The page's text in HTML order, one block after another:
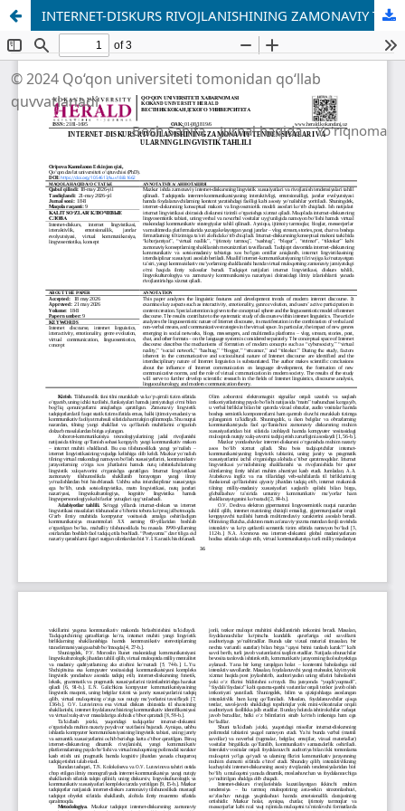
INTERNET-DISKURS RIVOJLANISHINING ZAMONAVIY TENDENSIYALARI VA ULARNING LINGVISTIK TAHLILI
© 2024 Qo‘qon universiteti tomonidan qo‘llab
quvvatlanadi
Bosh Sahifa Jurnal haqida Yo'riqnoma